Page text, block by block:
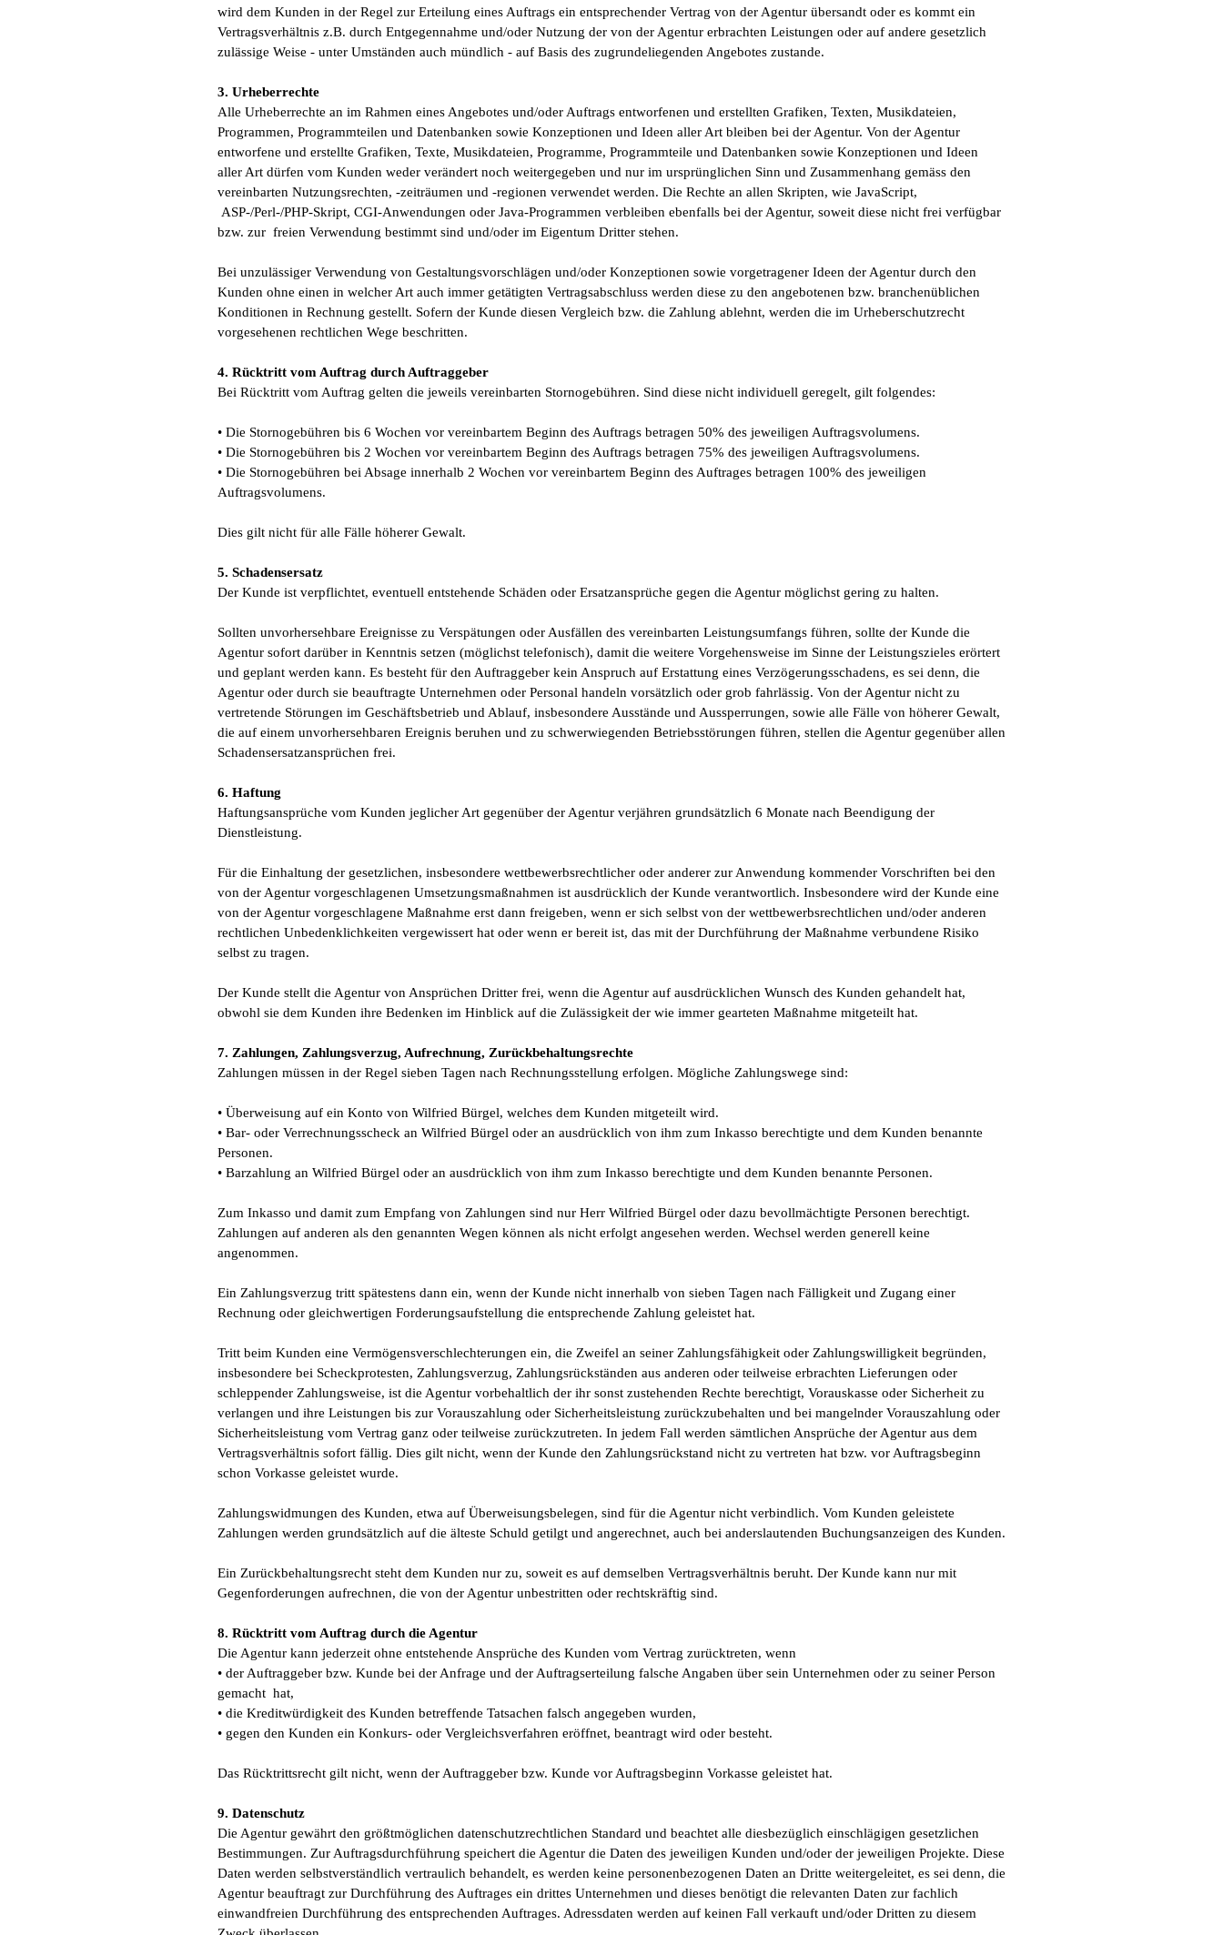
wird dem Kunden in der Regel zur Erteilung eines Auftrags ein entsprechender Vertrag von der Agentur übersandt oder es kommt ein
Vertragsverhältnis z.B. durch Entgegennahme und/oder Nutzung der von der Agentur erbrachten Leistungen oder auf andere gesetzlich
zulässige Weise - unter Umständen auch mündlich - auf Basis des zugrundeliegenden Angebotes zustande.
3. Urheberrechte
Alle Urheberrechte an im Rahmen eines Angebotes und/oder Auftrags entworfenen und erstellten Grafiken, Texten, Musikdateien,
Programmen, Programmteilen und Datenbanken sowie Konzeptionen und Ideen aller Art bleiben bei der Agentur. Von der Agentur
entworfene und erstellte Grafiken, Texte, Musikdateien, Programme, Programmteile und Datenbanken sowie Konzeptionen und Ideen
aller Art dürfen vom Kunden weder verändert noch weitergegeben und nur im ursprünglichen Sinn und Zusammenhang gemäss den
vereinbarten Nutzungsrechten, -zeiträumen und -regionen verwendet werden. Die Rechte an allen Skripten, wie JavaScript,
ASP-/Perl-/PHP-Skript, CGI-Anwendungen oder Java-Programmen verbleiben ebenfalls bei der Agentur, soweit diese nicht frei verfügbar
bzw. zur freien Verwendung bestimmt sind und/oder im Eigentum Dritter stehen.
Bei unzulässiger Verwendung von Gestaltungsvorschlägen und/oder Konzeptionen sowie vorgetragener Ideen der Agentur durch den
Kunden ohne einen in welcher Art auch immer getätigten Vertragsabschluss werden diese zu den angebotenen bzw. branchenüblichen
Konditionen in Rechnung gestellt. Sofern der Kunde diesen Vergleich bzw. die Zahlung ablehnt, werden die im Urheberschutzrecht
vorgesehenen rechtlichen Wege beschritten.
4. Rücktritt vom Auftrag durch Auftraggeber
Bei Rücktritt vom Auftrag gelten die jeweils vereinbarten Stornogebühren. Sind diese nicht individuell geregelt, gilt folgendes:
• Die Stornogebühren bis 6 Wochen vor vereinbartem Beginn des Auftrags betragen 50% des jeweiligen Auftragsvolumens.
• Die Stornogebühren bis 2 Wochen vor vereinbartem Beginn des Auftrags betragen 75% des jeweiligen Auftragsvolumens.
• Die Stornogebühren bei Absage innerhalb 2 Wochen vor vereinbartem Beginn des Auftrages betragen 100% des jeweiligen
Auftragsvolumens.
Dies gilt nicht für alle Fälle höherer Gewalt.
5. Schadensersatz
Der Kunde ist verpflichtet, eventuell entstehende Schäden oder Ersatzansprüche gegen die Agentur möglichst gering zu halten.
Sollten unvorhersehbare Ereignisse zu Verspätungen oder Ausfällen des vereinbarten Leistungsumfangs führen, sollte der Kunde die
Agentur sofort darüber in Kenntnis setzen (möglichst telefonisch), damit die weitere Vorgehensweise im Sinne der Leistungszieles erörtert
und geplant werden kann. Es besteht für den Auftraggeber kein Anspruch auf Erstattung eines Verzögerungsschadens, es sei denn, die
Agentur oder durch sie beauftragte Unternehmen oder Personal handeln vorsätzlich oder grob fahrlässig. Von der Agentur nicht zu
vertretende Störungen im Geschäftsbetrieb und Ablauf, insbesondere Ausstände und Aussperrungen, sowie alle Fälle von höherer Gewalt,
die auf einem unvorhersehbaren Ereignis beruhen und zu schwerwiegenden Betriebsstörungen führen, stellen die Agentur gegenüber allen
Schadensersatzansprüchen frei.
6. Haftung
Haftungsansprüche vom Kunden jeglicher Art gegenüber der Agentur verjähren grundsätzlich 6 Monate nach Beendigung der
Dienstleistung.
Für die Einhaltung der gesetzlichen, insbesondere wettbewerbsrechtlicher oder anderer zur Anwendung kommender Vorschriften bei den
von der Agentur vorgeschlagenen Umsetzungsmaßnahmen ist ausdrücklich der Kunde verantwortlich. Insbesondere wird der Kunde eine
von der Agentur vorgeschlagene Maßnahme erst dann freigeben, wenn er sich selbst von der wettbewerbsrechtlichen und/oder anderen
rechtlichen Unbedenklichkeiten vergewissert hat oder wenn er bereit ist, das mit der Durchführung der Maßnahme verbundene Risiko
selbst zu tragen.
Der Kunde stellt die Agentur von Ansprüchen Dritter frei, wenn die Agentur auf ausdrücklichen Wunsch des Kunden gehandelt hat,
obwohl sie dem Kunden ihre Bedenken im Hinblick auf die Zulässigkeit der wie immer gearteten Maßnahme mitgeteilt hat.
7. Zahlungen, Zahlungsverzug, Aufrechnung, Zurückbehaltungsrechte
Zahlungen müssen in der Regel sieben Tagen nach Rechnungsstellung erfolgen. Mögliche Zahlungswege sind:
• Überweisung auf ein Konto von Wilfried Bürgel, welches dem Kunden mitgeteilt wird.
• Bar- oder Verrechnungsscheck an Wilfried Bürgel oder an ausdrücklich von ihm zum Inkasso berechtigte und dem Kunden benannte
Personen.
• Barzahlung an Wilfried Bürgel oder an ausdrücklich von ihm zum Inkasso berechtigte und dem Kunden benannte Personen.
Zum Inkasso und damit zum Empfang von Zahlungen sind nur Herr Wilfried Bürgel oder dazu bevollmächtigte Personen berechtigt.
Zahlungen auf anderen als den genannten Wegen können als nicht erfolgt angesehen werden. Wechsel werden generell keine
angenommen.
Ein Zahlungsverzug tritt spätestens dann ein, wenn der Kunde nicht innerhalb von sieben Tagen nach Fälligkeit und Zugang einer
Rechnung oder gleichwertigen Forderungsaufstellung die entsprechende Zahlung geleistet hat.
Tritt beim Kunden eine Vermögensverschlechterungen ein, die Zweifel an seiner Zahlungsfähigkeit oder Zahlungswilligkeit begründen,
insbesondere bei Scheckprotesten, Zahlungsverzug, Zahlungsrückständen aus anderen oder teilweise erbrachten Lieferungen oder
schleppender Zahlungsweise, ist die Agentur vorbehaltlich der ihr sonst zustehenden Rechte berechtigt, Vorauskasse oder Sicherheit zu
verlangen und ihre Leistungen bis zur Vorauszahlung oder Sicherheitsleistung zurückzubehalten und bei mangelnder Vorauszahlung oder
Sicherheitsleistung vom Vertrag ganz oder teilweise zurückzutreten. In jedem Fall werden sämtlichen Ansprüche der Agentur aus dem
Vertragsverhältnis sofort fällig. Dies gilt nicht, wenn der Kunde den Zahlungsrückstand nicht zu vertreten hat bzw. vor Auftragsbeginn
schon Vorkasse geleistet wurde.
Zahlungswidmungen des Kunden, etwa auf Überweisungsbelegen, sind für die Agentur nicht verbindlich. Vom Kunden geleistete
Zahlungen werden grundsätzlich auf die älteste Schuld getilgt und angerechnet, auch bei anderslautenden Buchungsanzeigen des Kunden.
Ein Zurückbehaltungsrecht steht dem Kunden nur zu, soweit es auf demselben Vertragsverhältnis beruht. Der Kunde kann nur mit
Gegenforderungen aufrechnen, die von der Agentur unbestritten oder rechtskräftig sind.
8. Rücktritt vom Auftrag durch die Agentur
Die Agentur kann jederzeit ohne entstehende Ansprüche des Kunden vom Vertrag zurücktreten, wenn
• der Auftraggeber bzw. Kunde bei der Anfrage und der Auftragserteilung falsche Angaben über sein Unternehmen oder zu seiner Person
gemacht hat,
• die Kreditwürdigkeit des Kunden betreffende Tatsachen falsch angegeben wurden,
• gegen den Kunden ein Konkurs- oder Vergleichsverfahren eröffnet, beantragt wird oder besteht.
Das Rücktrittsrecht gilt nicht, wenn der Auftraggeber bzw. Kunde vor Auftragsbeginn Vorkasse geleistet hat.
9. Datenschutz
Die Agentur gewährt den größtmöglichen datenschutzrechtlichen Standard und beachtet alle diesbezüglich einschlägigen gesetzlichen
Bestimmungen. Zur Auftragsdurchführung speichert die Agentur die Daten des jeweiligen Kunden und/oder der jeweiligen Projekte. Diese
Daten werden selbstverständlich vertraulich behandelt, es werden keine personenbezogenen Daten an Dritte weitergeleitet, es sei denn, die
Agentur beauftragt zur Durchführung des Auftrages ein drittes Unternehmen und dieses benötigt die relevanten Daten zur fachlich
einwandfreien Durchführung des entsprechenden Auftrages. Adressdaten werden auf keinen Fall verkauft und/oder Dritten zu diesem